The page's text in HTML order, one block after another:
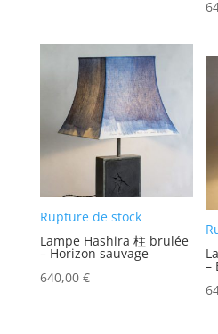
Rupture de stock
Lampe Hashira 柱 brulée
– Horizon sauvage
640,00 €
–